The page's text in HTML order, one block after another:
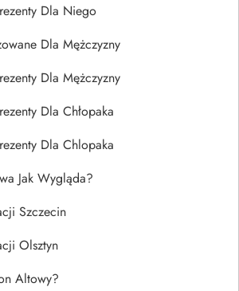
Dla Niego
Dla Mężczyzny
Dla Mężczyzny
Dla Chłopaka
Dla Chlopaka
Jak Wygląda?
Szczecin
Olsztyn
Altowy?